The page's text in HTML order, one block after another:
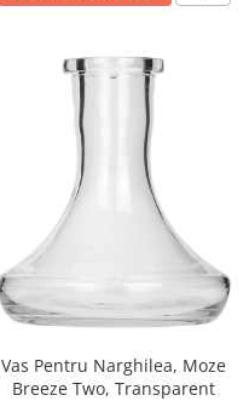
Vas Pentru Narghilea, Moze
Breeze Two, Transparent